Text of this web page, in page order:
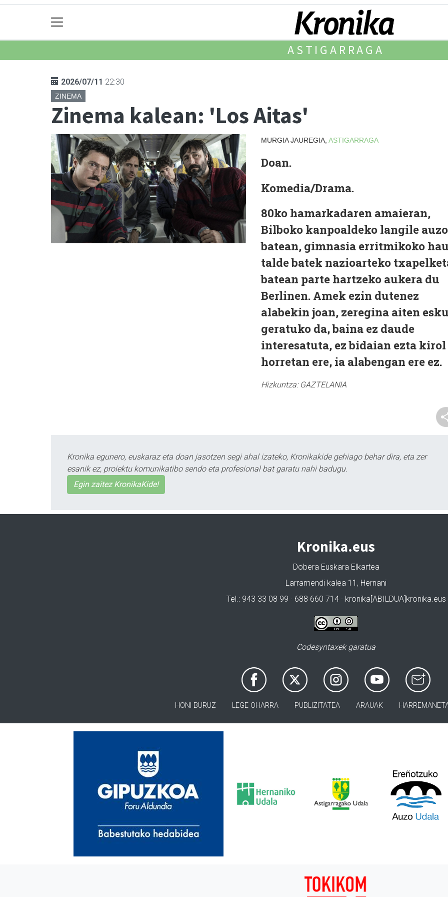
ASTIGARRAGA
2026/07/11 22:30
ZINEMA
Zinema kalean: 'Los Aitas'
MURGIA JAUREGIA, ASTIGARRAGA
Doan.
Komedia/Drama.
80ko hamarkadaren amaieran,
Bilboko kanpoaldeko langile auzo
batean, gimnasia erritmikoko
talde batek nazioarteko
batean parte hartzeko aukera du
Berlinen. Amek ezin dutenez
alabekin joan, zeregina aiten esku
geratuko da, baina ez daude
interesatuta, ez bidaian ezta kirol
horretan ere, ia alabengan ere ez.
Hizkuntza: GAZTELANIA
Kronika egunero, euskaraz eta doan jasotzen segi ahal izateko, Kronikakide gehiago behar dira, eta zer
esanik ez, proiektu komunikatibo sendo eta profesional bat garatu nahi badugu.
Egin zaitez KronikaKide!
Kronika.eus
Dobera Euskara Elkartea
Larramendi kalea 11, Hernani
Tel.: 943 33 08 99 · 688 660 714 · kronika[ABILDUA]kronika.eus
Codesyntaxek garatua
HONI BURUZ LEGE OHARRA PUBLIZITATEA ARAUAK